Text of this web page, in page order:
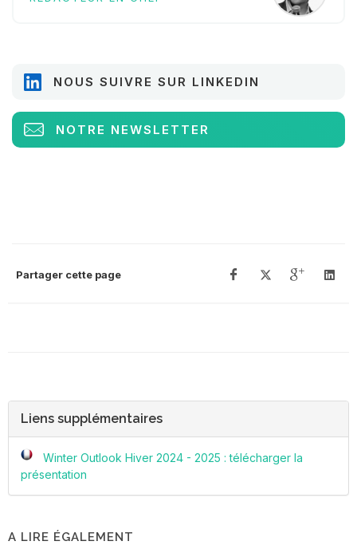
NOUS SUIVRE SUR LINKEDIN
NOTRE NEWSLETTER
Partager cette page
Liens supplémentaires
Winter Outlook Hiver 2024 - 2025 : télécharger la
présentation
A LIRE ÉGALEMENT